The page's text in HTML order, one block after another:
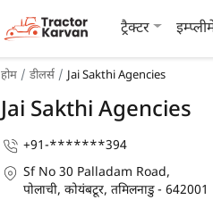
ट्रैक्टर
होम डीलर्स Jai Sakthi Agencies
Jai Sakthi Agencies
+91-*******394
Sf No 30 Palladam Road,
पोलाची, कोयंबटूर, तमिलनाडु - 642001